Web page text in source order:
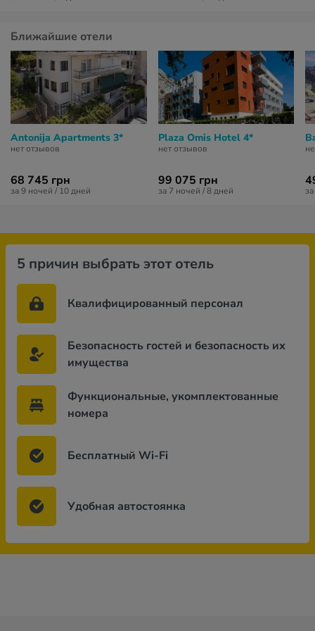
Ближайшие отели
Antonija Apartments 3*
нет отзывов
68 745 грн
за 9 ночей / 10 дней
Plaza Omis Hotel 4*
нет отзывов
99 075 грн
за 7 ночей / 8 дней
5 причин выбрать этот отель
Квалифицированный персонал
Безопасность гостей и безопасность их
имущества
Функциональные, укомплектованные
номера
Бесплатный Wi-Fi
Удобная автостоянка